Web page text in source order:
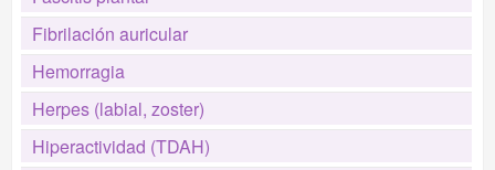
Fibrilación auricular
Hemorragia
Herpes (labial, zoster)
Hiperactividad (TDAH)